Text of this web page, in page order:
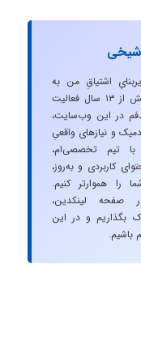
شیخی
اشتیاقِ من به
دنیایِ HSE است. با بیش از ۱۳ سال فعالیت
در این وب‌سایت،
و نیازهای واقعیِ
تیم تخصصی‌ام،
کاربردی و به‌روز،
را هموارتر کنیم.
صفحه لینکدین،
بگذاریم و در این